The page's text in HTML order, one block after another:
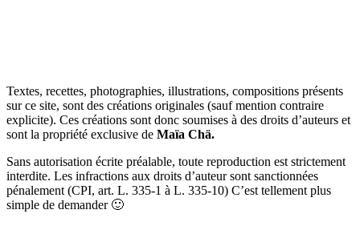
Textes, recettes, photographies, illustrations, compositions présents
sur ce site, sont des créations originales (sauf mention contraire
explicite). Ces créations sont donc soumises à des droits d’auteurs et
sont la propriété exclusive de Maïa Chä.
Sans autorisation écrite préalable, toute reproduction est strictement
interdite. Les infractions aux droits d’auteur sont sanctionnées
pénalement (CPI, art. L. 335-1 à L. 335-10) C’est tellement plus
simple de demander 🙂